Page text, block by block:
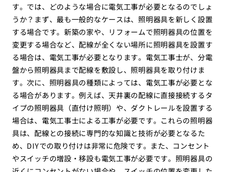
す。では、どのような場合に電気工事が必要となるのでしょ
うか？まず、最も一般的なケースは、照明器具を新しく設置
する場合です。新築の家や、リフォームで照明器具の位置を
変更する場合など、配線が全くない場所に照明器具を設置す
る場合は、電気工事が必要となります。電気工事士が、分電
盤から照明器具まで配線を敷設し、照明器具を取り付けま
す。次に、照明器具の種類によっては、電気工事が必要とな
る場合があります。例えば、天井裏の配線に直接接続するタ
イプの照明器具（直付け照明）や、ダクトレールを設置する
場合は、電気工事士による工事が必要です。これらの照明器
具は、配線との接続に専門的な知識と技術が必要となるた
め、DIYでの取り付けは非常に危険です。また、コンセント
やスイッチの増設・移設も電気工事が必要です。照明器具の